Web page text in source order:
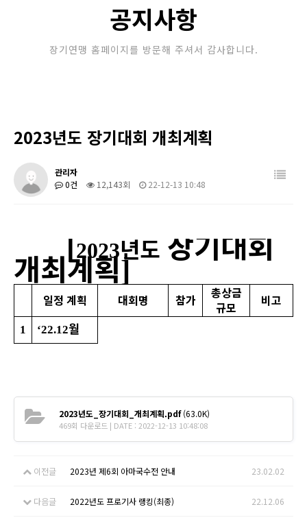
포토갤러리
공지사항
장기연맹 홈페이지를 방문해 주셔서 감사합니다.
2023년도 장기대회 개최계획
관리자
0건
12,143회 22-12-13 10:48
[2023년도 장기대회
개최계획]
일정 계획 대회명 참가
총상금
규모
비고
1 ‘22.12월
2023년도_장기대회_개최계획.pdf(63.0K)
469회 다운로드 | DATE : 2022-12-13 10:48:08
이전글 2023년 제6회 아마국수전 안내 23.02.02
다음글 2022년도 프로기사 랭킹(최종) 22.12.06